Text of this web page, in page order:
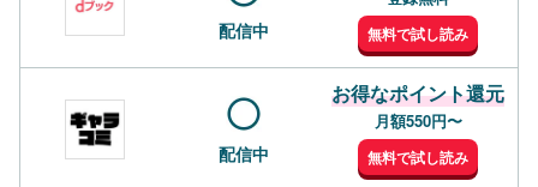
配信中 無料で試し読み
配信中
お得なポイント還元
月額550円〜
無料で試し読み